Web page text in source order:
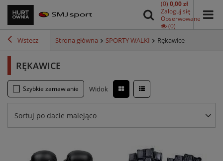
(0) 0,00 zł
Zaloguj się
Obserwowane
(0)
Wstecz Strona główna SPORTY WALKI Rękawice
RĘKAWICE
Szybkie zamawianie Widok
Sortuj po dacie malejąco